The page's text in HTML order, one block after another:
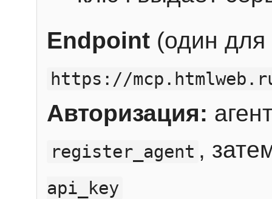
Endpoint (один для
https://
Авторизация:
register_agent ,
api_key